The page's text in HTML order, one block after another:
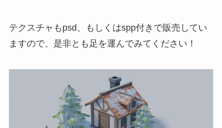
テクスチャもpsd、もしくはspp付きで販売してい
ますので、是非とも足を運んでみてください！